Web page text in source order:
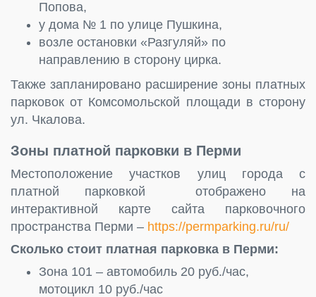
Попова,
у дома № 1 по улице Пушкина,
возле остановки «Разгуляй» по
направлению в сторону цирка.
Также запланировано расширение зоны платных
парковок от Комсомольской площади в сторону
ул. Чкалова.
Зоны платной парковки в Перми
Местоположение участков улиц города с
платной парковкой отображено на
интерактивной карте сайта парковочного
пространства Перми – https://permparking.ru/ru/
Сколько стоит платная парковка в Перми:
Зона 101 – автомобиль 20 руб./час,
мотоцикл 10 руб./час